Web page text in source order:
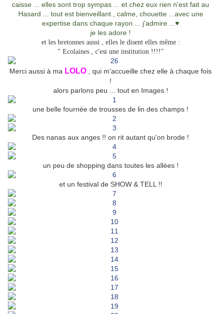
caisse ... elles sont trop sympas ... et chez eux rien n'est fait au
Hasard ... tout est bienveillant , calme, chouette ...avec une
expertise dans chaque rayon ... j'admire ...♥
je les adore !
et les bretonnes aussi , elles le disent elles même :
" Ecolaines , c'est une institution !!!!"
Merci aussi à ma LOLO
, qui m'accueille chez elle à chaque fois
!
alors parlons peu ... tout en Images !
une belle fournée de trousses de lin des champs !
Des nanas aux anges !! on rit autant qu'on brode !
un peu de shopping dans toutes les allées !
et un festival de SHOW & TELL !!